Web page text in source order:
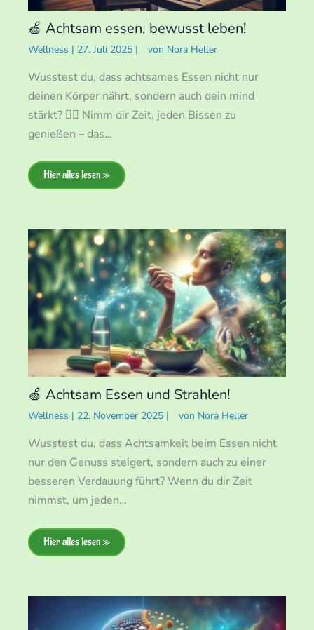
🍏 Achtsam essen, bewusst leben!
Wellness | 27. Juli 2025 | von Nora Heller
Wusstest du, dass achtsames Essen nicht nur
deinen Körper nährt, sondern auch dein mind
stärkt? 🧘‍♀️ Nimm dir Zeit, jeden Bissen zu
genießen – das…
Hier alles lesen »
🍏 Achtsam Essen und Strahlen!
Wellness | 22. November 2025 | von Nora Heller
Wusstest du, dass Achtsamkeit beim Essen nicht
nur den Genuss steigert, sondern auch zu einer
besseren Verdauung führt? Wenn du dir Zeit
nimmst, um jeden…
Hier alles lesen »